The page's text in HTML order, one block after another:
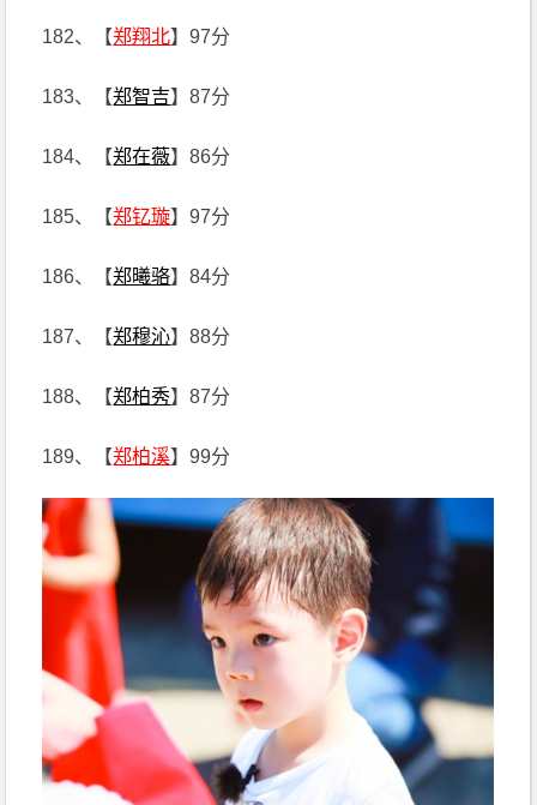
182、【郑翔北】97分
183、【郑智吉】87分
184、【郑在薇】86分
185、【郑钇璇】97分
186、【郑曦骆】84分
187、【郑穆沁】88分
188、【郑柏秀】87分
189、【郑柏溪】99分